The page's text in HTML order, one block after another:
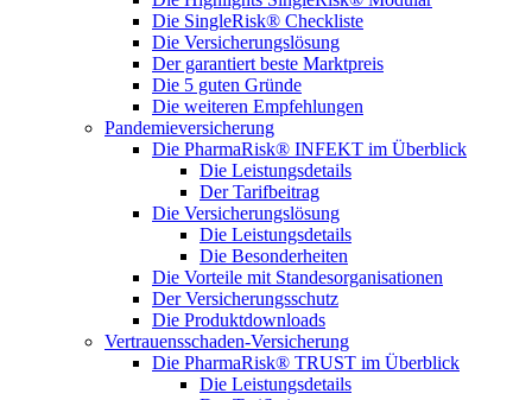
Die SingleRisk® Checkliste
Die Versicherungslösung
Der garantiert beste Marktpreis
Die 5 guten Gründe
Die weiteren Empfehlungen
Pandemieversicherung
Die PharmaRisk® INFEKT im Überblick
Die Leistungsdetails
Der Tarifbeitrag
Die Versicherungslösung
Die Leistungsdetails
Die Besonderheiten
Die Vorteile mit Standesorganisationen
Der Versicherungsschutz
Die Produktdownloads
Vertrauensschaden-Versicherung
Die PharmaRisk® TRUST im Überblick
Die Leistungsdetails